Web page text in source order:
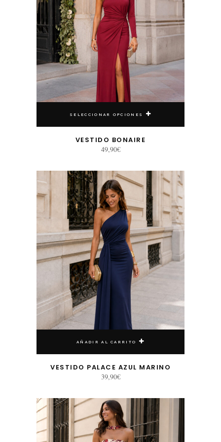
SELECCIONAR OPCIONES
VESTIDO BONAIRE
49,90€
AÑADIR AL CARRITO
VESTIDO PALACE AZUL MARINO
39,90€